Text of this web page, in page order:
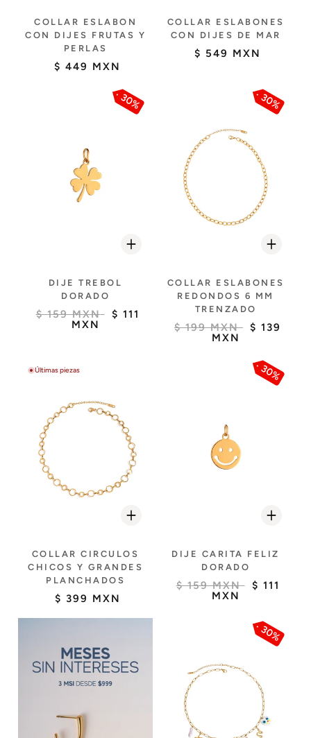
COLLAR ESLABON
CON DIJES FRUTAS Y
PERLAS
$ 449 MXN
COLLAR ESLABONES
CON DIJES DE MAR
$ 549 MXN
30%
DIJE TREBOL
DORADO
$ 159 MXN
$ 111
MXN
30%
COLLAR ESLABONES
REDONDOS 6 MM
TRENZADO
$ 199 MXN
$ 139
MXN
Últimas piezas
COLLAR CIRCULOS
CHICOS Y GRANDES
PLANCHADOS
$ 399 MXN
30%
DIJE CARITA FELIZ
DORADO
$ 159 MXN
$ 111
MXN
30%